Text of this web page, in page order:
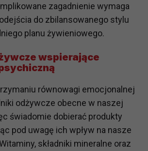
zagadnienie wymaga
do zbilansowanego stylu
planu żywieniowego.
wspierające
równowagi emocjonalnej
odżywcze obecne w naszej
świadomie dobierać produkty
pod uwagę ich wpływ na nasze
składniki mineralne oraz